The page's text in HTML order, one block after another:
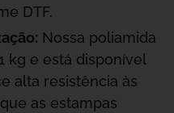
DTF.
Nossa poliamida
kg e está disponível
alta resistência às
as estampas